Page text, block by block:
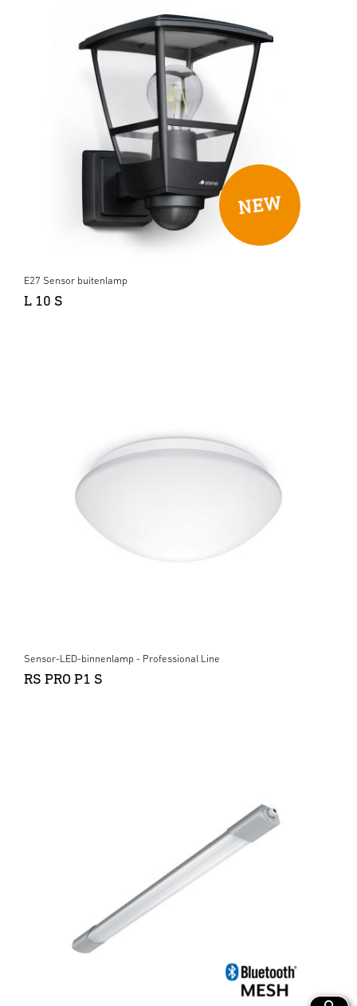
E27 Sensor buitenlamp
L 10 S
Sensor-LED-binnenlamp - Professional Line
RS PRO P1 S